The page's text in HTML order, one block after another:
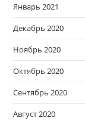
Январь 2021
Декабрь 2020
Ноябрь 2020
Октябрь 2020
Сентябрь 2020
Август 2020